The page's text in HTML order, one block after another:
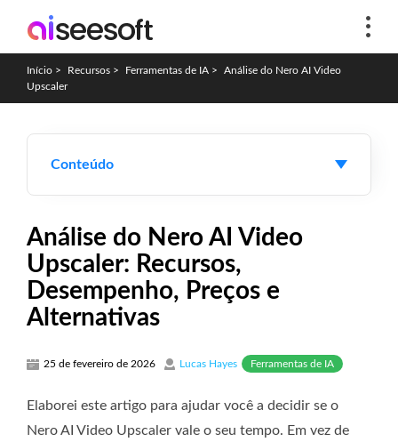
Início > Recursos > Ferramentas de IA >
Análise do Nero AI Video
Upscaler
Conteúdo
Análise do Nero AI Video
Upscaler: Recursos,
Desempenho, Preços e
Alternativas
25 de fevereiro de 2026 Lucas Hayes Ferramentas de IA
Elaborei este artigo para ajudar você a decidir se o
Nero AI Video Upscaler vale o seu tempo. Em vez de